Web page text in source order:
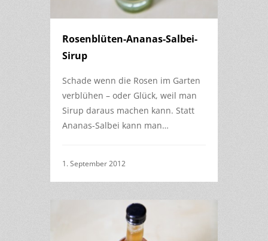
Rosenblüten-Ananas-Salbei-
Sirup
Schade wenn die Rosen im Garten
verblühen – oder Glück, weil man
Sirup daraus machen kann. Statt
Ananas-Salbei kann man…
1. September 2012